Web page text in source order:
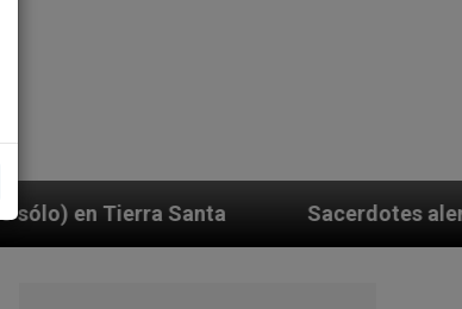
Sacerdotes alemanes fieles al Papa